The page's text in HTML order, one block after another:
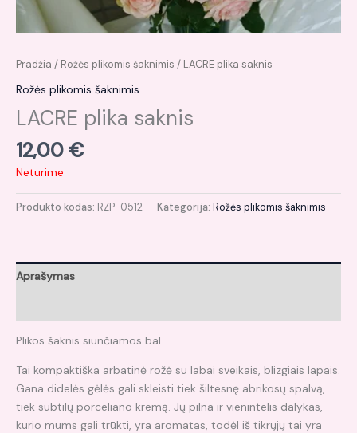
Pradžia / Rožės plikomis šaknimis / LACRE plika saknis
Rožės plikomis šaknimis
LACRE plika saknis
12,00 €
Neturime
Produkto kodas: RZP-0512 Kategorija: Rožės plikomis šaknimis
Aprašymas
Plikos šaknis siunčiamos bal.
Tai kompaktiška arbatinė rožė su labai sveikais, blizgiais lapais.
Gana didelės gėlės gali skleisti tiek šiltesnę abrikosų spalvą,
tiek subtilų porceliano kremą. Jų pilna ir vienintelis dalykas,
kurio mums gali trūkti, yra aromatas, todėl iš tikrųjų tai yra